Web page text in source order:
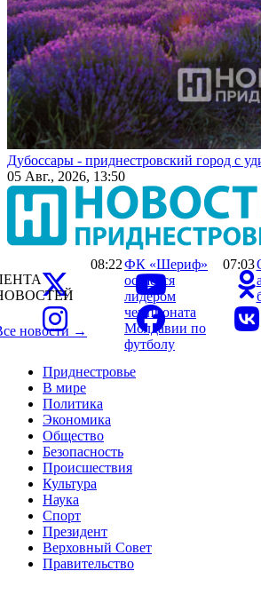
Дубоссары - приднестровский город с
05 Авг., 2026, 13:50
Приднестровье
В мире
Политика
Экономика
Общество
Безопасность
Происшествия
Культура
Наука
Спорт
Президент
Верховный Совет
Правительство
новости →
08:22ФК «Шериф»
остается
лидером
чемпионата
Молдавии по
футболу
07:03